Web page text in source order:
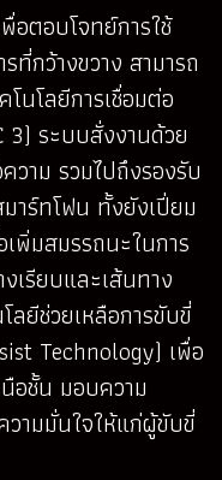
อตอบโจทย์การใช้
กว้างขวาง สามารถ
นโลยีการเชื่อมต่อ
3) ระบบสั่งงานด้วย
วาม รวมไปถึงรองรับ
าร์ทโฟน ทั้งยังเปี่ยม
พิ่มสมรรถนะในการ
รียบและเส้นทาง
ยีช่วยเหลือการขับขี่
Technology) เพื่อ
อชั้น มอบความ
ามมั่นใจให้แก่ผู้ขับขี่